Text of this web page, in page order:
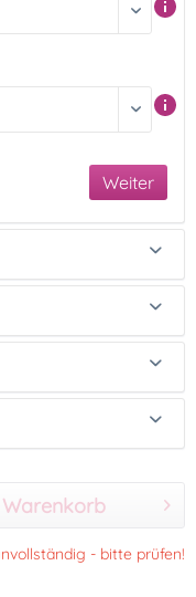
Weiter
- bitte prüfen!